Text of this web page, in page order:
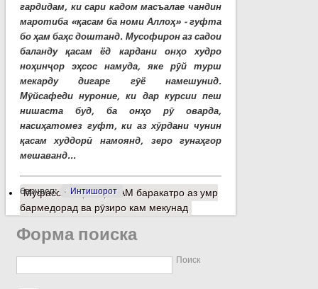
гардидам, ки сари кадом масъалае чандин
маротиба «қасам ба номи Аллоҳ» - гуфта
бо ҳам баҳс доштанд. Мусофирон аз садои
баланду қасам ёд кардани онҳо худро
ноҳинҷор эҳсос намуда, яке рӯй турш
мекарду дигаре гӯё намешунид.
Мӯйсафеди нуроние, ки дар курсии пеш
нишаста буд, ба онҳо рӯ оварда,
насиҳатомез гуфт, ки аз хӯрдани чунин
қасам худдорӣ намоянд, зеро гунаҳгор
мешаванд...
барчасп: Интишорот
Муфассалтаро ҚАСАМ баракатро аз умр
бармедорад ва рӯзиро кам мекунад
Форма поиска
Поиск